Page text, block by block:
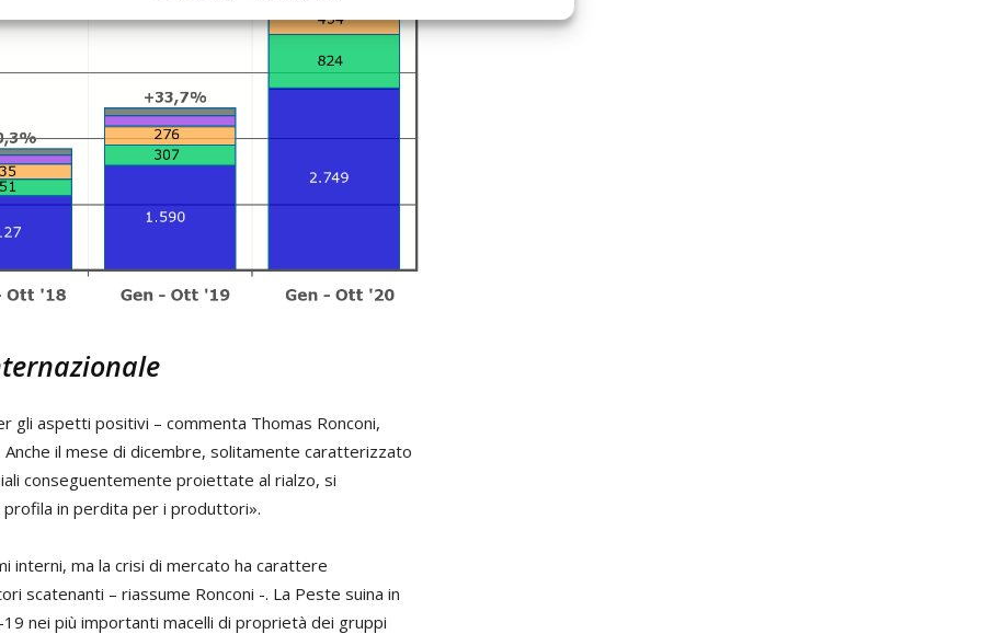
gli aspetti positivi – commenta Thomas Ronconi,
il mese di dicembre, solitamente caratterizzato
conseguentemente proiettate al rialzo, si
profila in perdita per i produttori».
interni, ma la crisi di mercato ha carattere
scatenanti – riassume Ronconi -. La Peste suina in
nei più importanti macelli di proprietà dei gruppi